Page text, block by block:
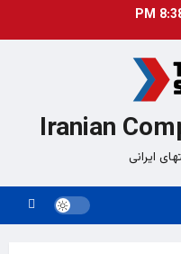
Iranian
ایرانی